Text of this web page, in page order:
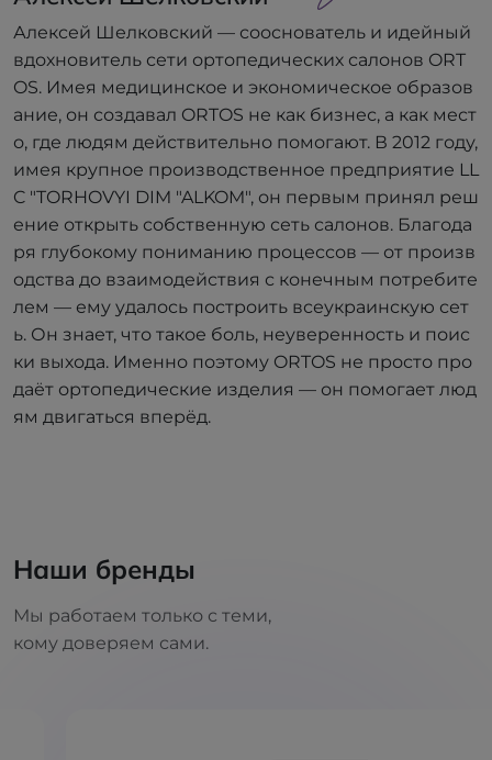
Алексей Шелковский — сооснователь и идейный
вдохновитель сети ортопедических салонов ORT
OS. Имея медицинское и экономическое образов
ание, он создавал ORTOS не как бизнес, а как мест
о, где людям действительно помогают. В 2012 году,
имея крупное производственное предприятие LL
C "TORHOVYI DIM "ALKOM", он первым принял реш
ение открыть собственную сеть салонов. Благода
ря глубокому пониманию процессов — от произв
одства до взаимодействия с конечным потребите
лем — ему удалось построить всеукраинскую сет
ь. Он знает, что такое боль, неуверенность и поис
ки выхода. Именно поэтому ORTOS не просто про
даёт ортопедические изделия — он помогает люд
ям двигаться вперёд.
Наши бренды
Мы работаем только с теми,
кому доверяем сами.